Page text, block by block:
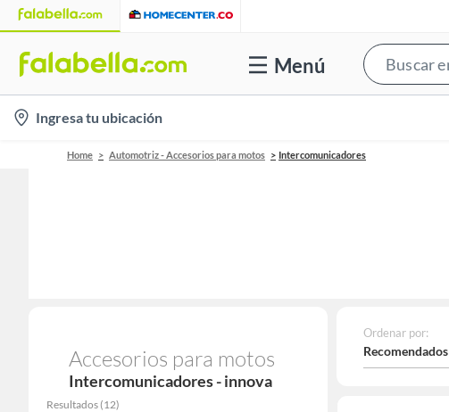
Menú
location-
icon
Ingresa tu ubicación
Home Automotriz - Accesorios para motos Intercomunicadores
Accesorios para motos
Intercomunicadores - innova
Resultados (12)
Ordenar por:
Recomendados